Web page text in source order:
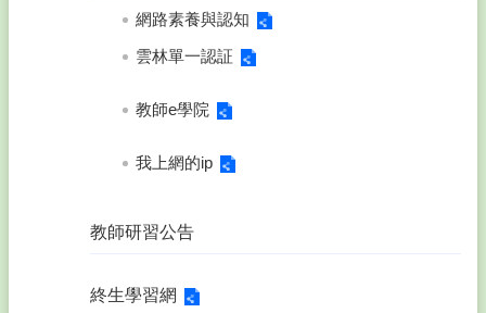
網路素養與認知
雲林單一認証
教師e學院
我上網的ip
教師研習公告
終生學習網